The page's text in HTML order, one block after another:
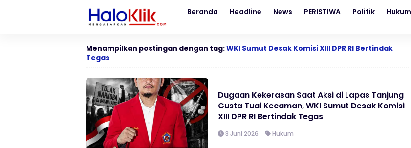
Beranda Headline News PERISTIWA Politik Hukum
Menampilkan postingan dengan tag:WKI Sumut Desak Komisi XIII DPR RI Bertindak
Tegas
Dugaan Kekerasan Saat Aksi di Lapas Tanjung
Gusta Tuai Kecaman, WKI Sumut Desak Komisi
XIII DPR RI Bertindak Tegas
3 Juni 2026 Hukum